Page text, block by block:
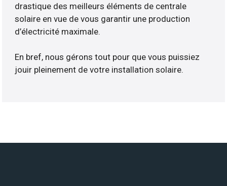
drastique des meilleurs éléments de centrale
solaire en vue de vous garantir une production
d’électricité maximale.
En bref, nous gérons tout pour que vous puissiez
jouir pleinement de votre installation solaire.